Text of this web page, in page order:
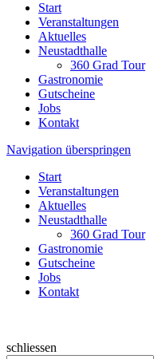
Start
Veranstaltungen
Aktuelles
Neustadthalle
360 Grad Tour
Gastronomie
Gutscheine
Jobs
Kontakt
Navigation überspringen
Start
Veranstaltungen
Aktuelles
Neustadthalle
360 Grad Tour
Gastronomie
Gutscheine
Jobs
Kontakt
schliessen